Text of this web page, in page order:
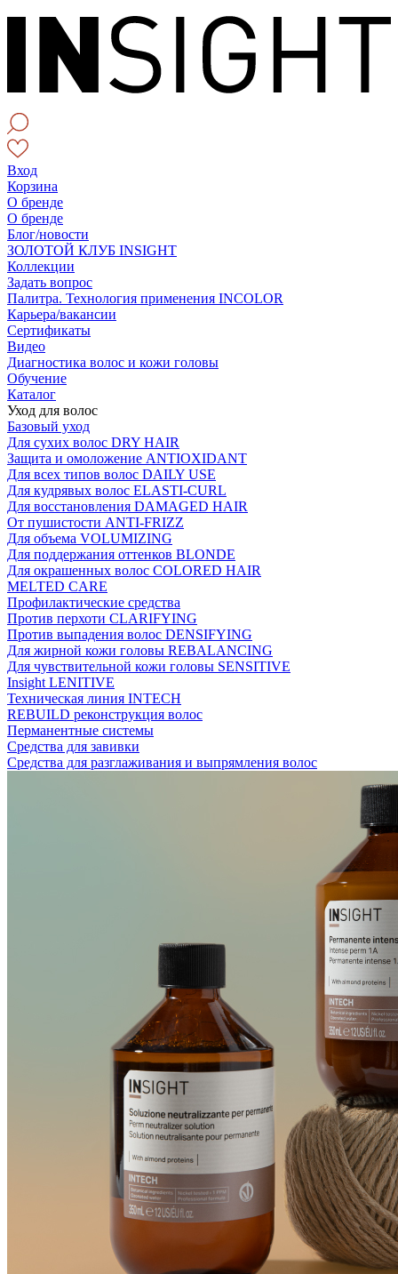
Вход
Корзина
О бренде
О бренде
Блог/новости
ЗОЛОТОЙ КЛУБ INSIGHT
Коллекции
Задать вопрос
Палитра. Технология применения INCOLOR
Карьера/вакансии
Сертификаты
Видео
Диагностика волос и кожи головы
Обучение
Каталог
Уход для волос
Базовый уход
Для сухих волос DRY HAIR
Защита и омоложение ANTIOXIDANT
Для всех типов волос DAILY USE
Для кудрявых волос ELASTI-CURL
Для восстановления DAMAGED HAIR
От пушистости ANTI-FRIZZ
Для объема VOLUMIZING
Для поддержания оттенков BLONDE
Для окрашенных волос COLORED HAIR
MELTED CARE
Профилактические средства
Против перхоти CLARIFYING
Против выпадения волос DENSIFYING
Для жирной кожи головы REBALANCING
Для чувствительной кожи головы SENSITIVE
Insight LENITIVE
Техническая линия INTECH
REBUILD реконструкция волос
Перманентные системы
Средства для завивки
Средства для разглаживания и выпрямления волос